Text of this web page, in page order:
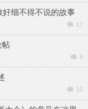
奸细不得不说的故事
17
帖
8
10